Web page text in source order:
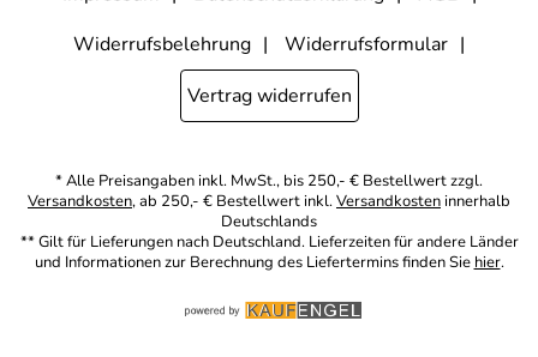
den Link "Abmelden" am Ende des Newsletters anklicke oder die
Datenschutzerklärung habe ich zur Kenntnis genommen.
Widerrufsbelehrung
Widerrufsformular
Vertrag widerrufen
* Alle Preisangaben inkl. MwSt., bis 250,- € Bestellwert zzgl.
Versandkosten, ab 250,- € Bestellwert inkl.Versandkosten innerhalb
Deutschlands
** Gilt für Lieferungen nach Deutschland. Lieferzeiten für andere Länder
und Informationen zur Berechnung des Liefertermins finden Sie hier.